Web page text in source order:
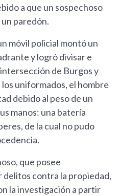
a que un sospechoso
paredón.
móvil policial montó un
y logró divisar e
de Burgos y
uniformados, el hombre
debido al peso de un
manos: una batería
de la cual no pudo
que posee
contra la propiedad,
la investigación a partir